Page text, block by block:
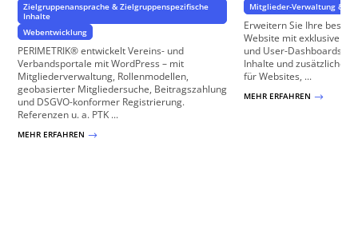
Zielgruppenansprache & Zielgruppenspezifische
Inhalte
Webentwicklung
PERIMETRIK® entwickelt Vereins- und
Verbandsportale mit WordPress – mit
Mitgliederverwaltung, Rollenmodellen,
geobasierter Mitgliedersuche, Beitragszahlung
und DSGVO-konformer Registrierung.
Referenzen u. a. PTK ...
MEHR ERFAHREN $
Mitglieder-Verwaltung &
Erweitern Sie Ihre
Website mit exklusiven
und User-Dashboards,
Inhalte und zusätzliche
für Websites, ...
MEHR ERFAHREN $